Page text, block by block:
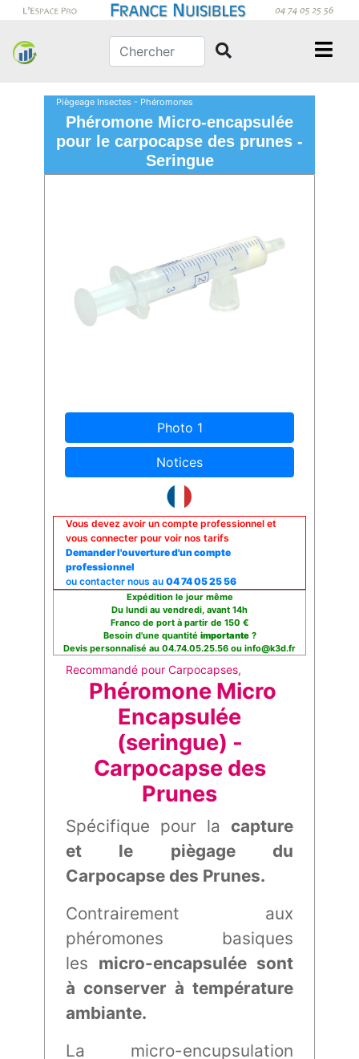
Piègeage Insectes - Phéromones
Phéromone Micro-encapsulée
pour le carpocapse des prunes -
Seringue
Photo 1
Notices
Vous devez avoir un compte professionnel et
vous connecter pour voir nos tarifs
Demander l'ouverture d'un compte
professionnel
ou contacter nous au 04 74 05 25 56
Expédition le jour même
Du lundi au vendredi, avant 14h
Franco de port à partir de 150 €
Besoin d'une quantité importante?
Devis personnalisé au 04.74.05.25.56 ou info@k3d.fr
Recommandé pour Carpocapses,
Phéromone Micro
Encapsulée
(seringue) -
Carpocapse des
Prunes
Spécifique pour lacapture
et le piègage du
Carpocapse des Prunes.
Contrairement aux
phéromones basiques
les micro-encapsulée sont
à conserver à température
ambiante.
La micro-encupsulation